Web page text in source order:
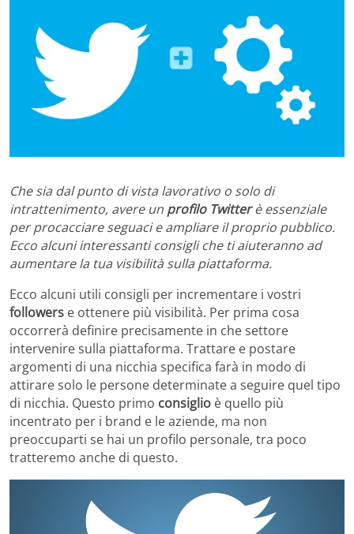
Che sia dal punto di vista lavorativo o solo di
intrattenimento, avere un profilo Twitterè essenziale
per procacciare seguaci e ampliare il proprio pubblico.
Ecco alcuni interessanti consigli che ti aiuteranno ad
aumentare la tua visibilità sulla piattaforma.
Ecco alcuni utili consigli per incrementare i vostri
followers e ottenere più visibilità. Per prima cosa
occorrerà definire precisamente in che settore
intervenire sulla piattaforma. Trattare e postare
argomenti di una nicchia specifica farà in modo di
attirare solo le persone determinate a seguire quel tipo
di nicchia. Questo primo consiglio è quello più
incentrato per i brand e le aziende, ma non
preoccuparti se hai un profilo personale, tra poco
tratteremo anche di questo.